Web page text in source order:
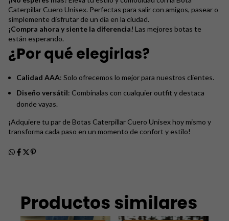
Caterpillar Cuero Unisex. Perfectas para salir con amigos, pasear o
simplemente disfrutar de un día en la ciudad.
¡Compra ahora y siente la diferencia! Las mejores botas te
están esperando.
¿Por qué elegirlas?
Calidad AAA: Solo ofrecemos lo mejor para nuestros clientes.
Diseño versátil: Combínalas con cualquier outfit y destaca
donde vayas.
¡Adquiere tu par de Botas Caterpillar Cuero Unisex hoy mismo y
transforma cada paso en un momento de confort y estilo!
Productos similares